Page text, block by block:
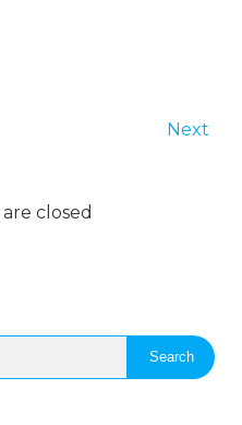
Next
closed
Search